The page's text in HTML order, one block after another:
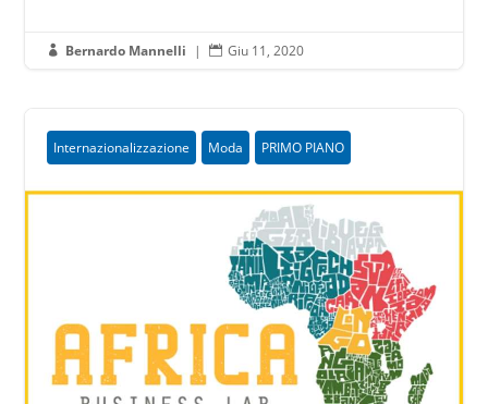
 Bernardo Mannelli |  Giu 11, 2020
Internazionalizzazione Moda PRIMO PIANO